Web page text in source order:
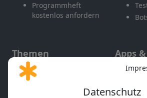
Programmheft
kostenlos anfordern
Themen
Gott und Bibel erklärt
Apps